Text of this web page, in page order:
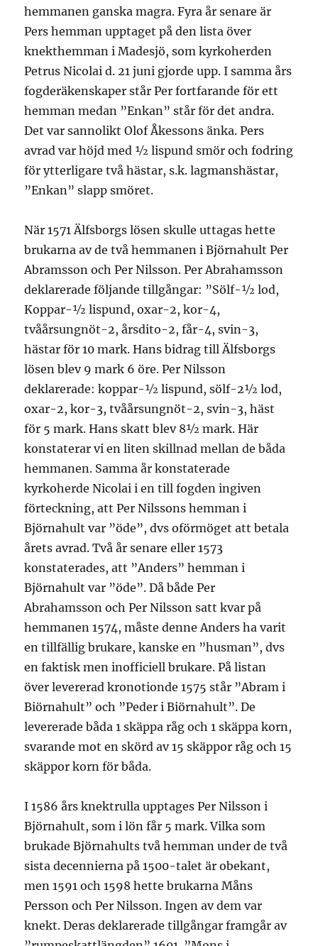
hemmanen ganska magra. Fyra år senare är
Pers hemman upptaget på den lista över
knekthemman i Madesjö, som kyrkoherden
Petrus Nicolai d. 21 juni gjorde upp. I samma års
fogderäkenskaper står Per fortfarande för ett
hemman medan ”Enkan” står för det andra.
Det var sannolikt Olof Åkessons änka. Pers
avrad var höjd med ½ lispund smör och fodring
för ytterligare två hästar, s.k. lagmanshästar,
”Enkan” slapp smöret.
När 1571 Älfsborgs lösen skulle uttagas hette
brukarna av de två hemmanen i Björnahult Per
Abramsson och Per Nilsson. Per Abrahamsson
deklarerade följande tillgångar: ”Sölf-½ lod,
Koppar-½ lispund, oxar-2, kor-4,
tvåårsungnöt-2, årsdito-2, får-4, svin-3,
hästar för 10 mark. Hans bidrag till Älfsborgs
lösen blev 9 mark 6 öre. Per Nilsson
deklarerade: koppar-½ lispund, sölf-2½ lod,
oxar-2, kor-3, tvåårsungnöt-2, svin-3, häst
för 5 mark. Hans skatt blev 8½ mark. Här
konstaterar vi en liten skillnad mellan de båda
hemmanen. Samma år konstaterade
kyrkoherde Nicolai i en till fogden ingiven
förteckning, att Per Nilssons hemman i
Björnahult var ”öde”, dvs oförmöget att betala
årets avrad. Två år senare eller 1573
konstaterades, att ”Anders” hemman i
Björnahult var ”öde”. Då både Per
Abrahamsson och Per Nilsson satt kvar på
hemmanen 1574, måste denne Anders ha varit
en tillfällig brukare, kanske en ”husman”, dvs
en faktisk men inofficiell brukare. På listan
över levererad kronotionde 1575 står ”Abram i
Biörnahult” och ”Peder i Biörnahult”. De
levererade båda 1 skäppa råg och 1 skäppa korn,
svarande mot en skörd av 15 skäppor råg och 15
skäppor korn för båda.
I 1586 års knektrulla upptages Per Nilsson i
Björnahult, som i lön får 5 mark. Vilka som
brukade Björnahults två hemman under de två
sista decennierna på 1500-talet är obekant,
men 1591 och 1598 hette brukarna Måns
Persson och Per Nilsson. Ingen av dem var
knekt. Deras deklarerade tillgångar framgår av